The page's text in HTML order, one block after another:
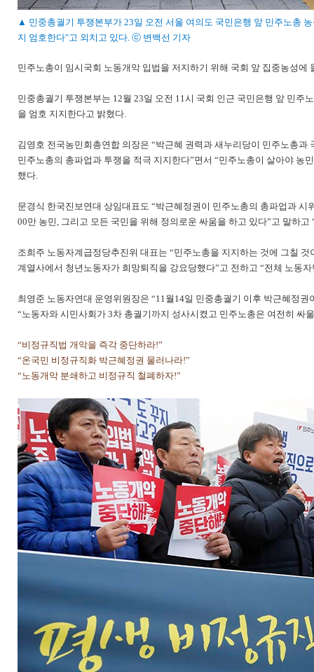
▲ 민중총궐기 투쟁본부가 23일 오전 서울 여의도 국민은행 앞 민주노총
지 엄호한다"고 외치고 있다. ⓒ 변백선 기자
민주노총이 임시국회 노동개악 입법을 저지하기 위해 국회 앞 집중농성
민중총궐기 투쟁본부는 12월 23일 오전 11시 국회 인근 국민은행 앞 민
을 엄호 지지한다고 밝혔다.
김영호 전국농민회총연합 의장은 “박근혜 권력과 새누리당이 민주노총
민주노총의 총파업과 투쟁을 적극 지지한다”면서 “민주노총이 살아야 농
했다.
문경식 한국진보연대 상임대표도 “박근혜정권이 민주노총의 총파업과
00만 농민, 그리고 모든 국민을 위해 정의로운 싸움을 하고 있다”고 말하
조희주 노동자계급정당추진위 대표는 “민주노총을 지지하는 것에 그칠
계열사에서 청년노동자가 희망퇴직을 강요당했다”고 전하고 “전체 노동
최영준 노동자연대 운영위원장은 “11월14일 민중총궐기 이후 박근혜정
“노동자와 시민사회가 3차 총궐기까지 성사시켰고 민주노총은 여전히 싸
“비정규직법 개악을 즉각 중단하라!”
“온국민 비정규직화 박근혜정권 물러나라!”
“노동개악 분쇄하고 비정규직 철폐하자!”